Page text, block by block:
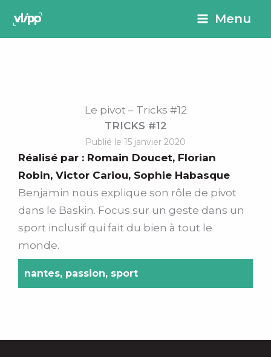
principal
Menu
Le pivot – Tricks #12
TRICKS #12
Publié le 15 janvier 2020
Réalisé par : Romain Doucet, Florian
Robin, Victor Cariou, Sophie Habasque
Benjamin nous explique son rôle de pivot
dans le Baskin. Focus sur un geste dans un
sport inclusif qui fait du bien à tout le
monde.
nantes, passion, sport